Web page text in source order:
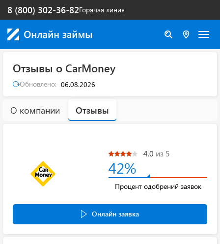
Горячая линия
8 (800) 302-36-82
Отзывы о CarMoney
Обновлено: 06.08.2026
О компании Отзывы
4.0 из 5
42%
Процент одобрений заявок
Онлайн заявка